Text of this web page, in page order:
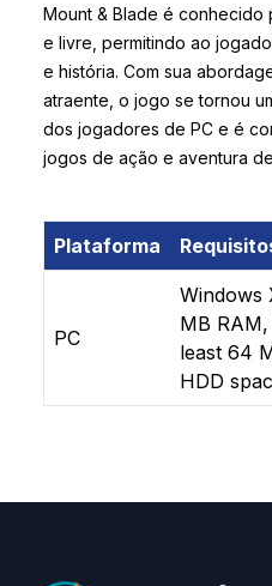
Mount & Blade é conhecido
e livre, permitindo ao
e história. Com sua
atraente, o jogo se tornou
dos jogadores de PC e é
jogos de ação e aventura
Plataforma
PC
Windows
MB
least 64
HDD